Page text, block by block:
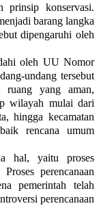
prinsip konservasi.
barang langka
dipengaruhi oleh
oleh UU Nomor
undang tersebut
ruang yang aman,
wilayah mulai dari
hingga kecamatan
rencana umum
hal, yaitu proses
perencanaan
pemerintah telah
perencanaan